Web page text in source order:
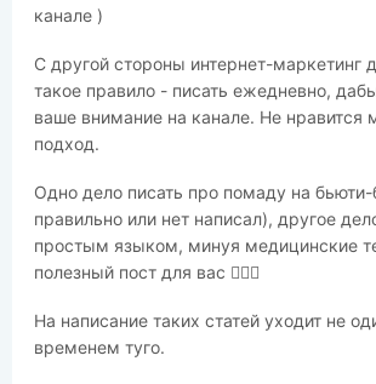
канале )
С другой стороны интернет-маркетинг
такое правило - писать ежедневно,
ваше внимание на канале. Не нравится
подход.
Одно дело писать про помаду на бьюти-
правильно или нет написал), другое
простым языком, минуя медицинские
полезный пост для вас 🤷🏽‍♂️
На написание таких статей уходит не
временем туго.